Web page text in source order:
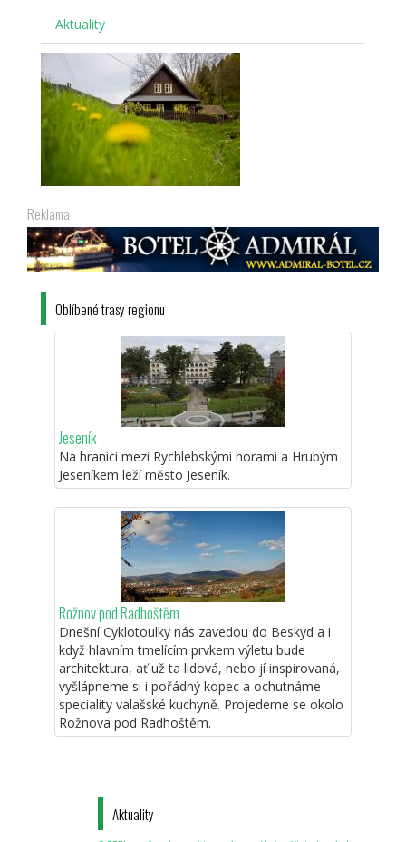
Aktuality
Reklama
Oblíbené trasy regionu
Jeseník
Na hranici mezi Rychlebskými horami a Hrubým
Jeseníkem leží město Jeseník.
Rožnov pod Radhoštěm
Dnešní Cyklotoulky nás zavedou do Beskyd a i
když hlavním tmelícím prvkem výletu bude
architektura, ať už ta lidová, nebo jí inspirovaná,
vyšlápneme si i pořádný kopec a ochutnáme
speciality valašské kuchyně. Projedeme se okolo
Rožnova pod Radhoštěm.
Aktuality